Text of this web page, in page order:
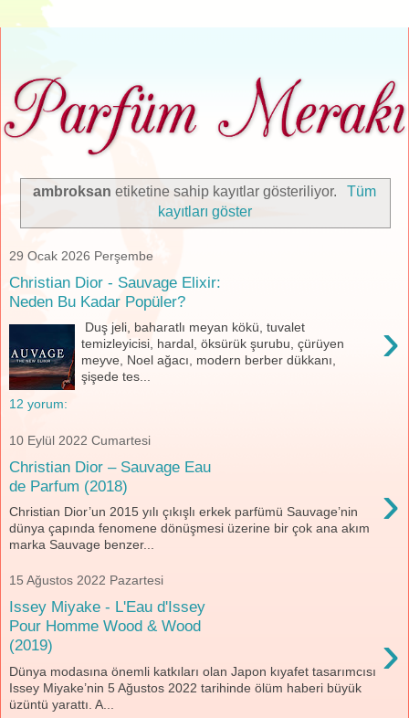
ambroksan etiketine sahip kayıtlar gösteriliyor.
Tüm
kayıtları göster
29 Ocak 2026 Perşembe
Christian Dior - Sauvage Elixir:
Neden Bu Kadar Popüler?
›
Duş jeli, baharatlı meyan kökü, tuvalet
temizleyicisi, hardal, öksürük şurubu, çürüyen
meyve, Noel ağacı, modern berber dükkanı,
şişede tes...
12 yorum:
10 Eylül 2022 Cumartesi
Christian Dior – Sauvage Eau
de Parfum (2018)
›
Christian Dior’un 2015 yılı çıkışlı erkek parfümü Sauvage’nin
dünya çapında fenomene dönüşmesi üzerine bir çok ana akım
marka Sauvage benzer...
15 Ağustos 2022 Pazartesi
Issey Miyake - L'Eau d'Issey
Pour Homme Wood & Wood
(2019)
›
Dünya modasına önemli katkıları olan Japon kıyafet tasarımcısı
Issey Miyake’nin 5 Ağustos 2022 tarihinde ölüm haberi büyük
üzüntü yarattı. A...